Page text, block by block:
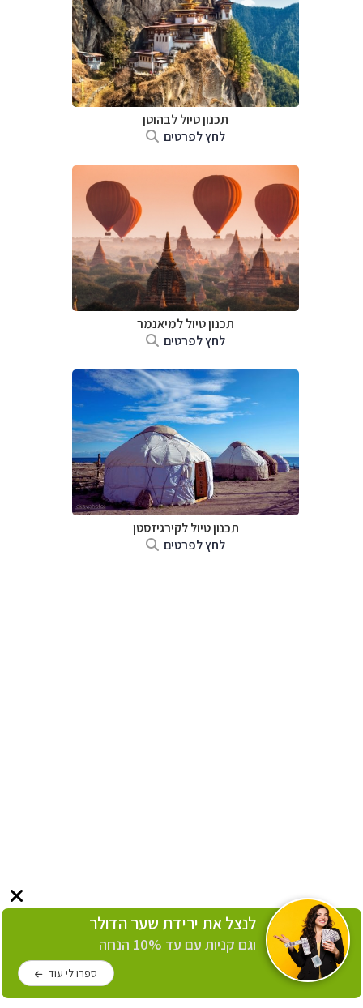
תכנון טיול לבהוטן
לחץ לפרטים
תכנון טיוללמיאנמר
לחץ לפרטים
תכנון טיוללקירגיזסטן
לחץ לפרטים
לנצל את ירידת שער הדולר
וגם קניות עם עד 10% הנחה
ספרו לי עוד